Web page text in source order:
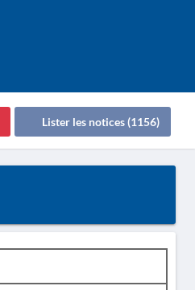
Lister les notices (1156)